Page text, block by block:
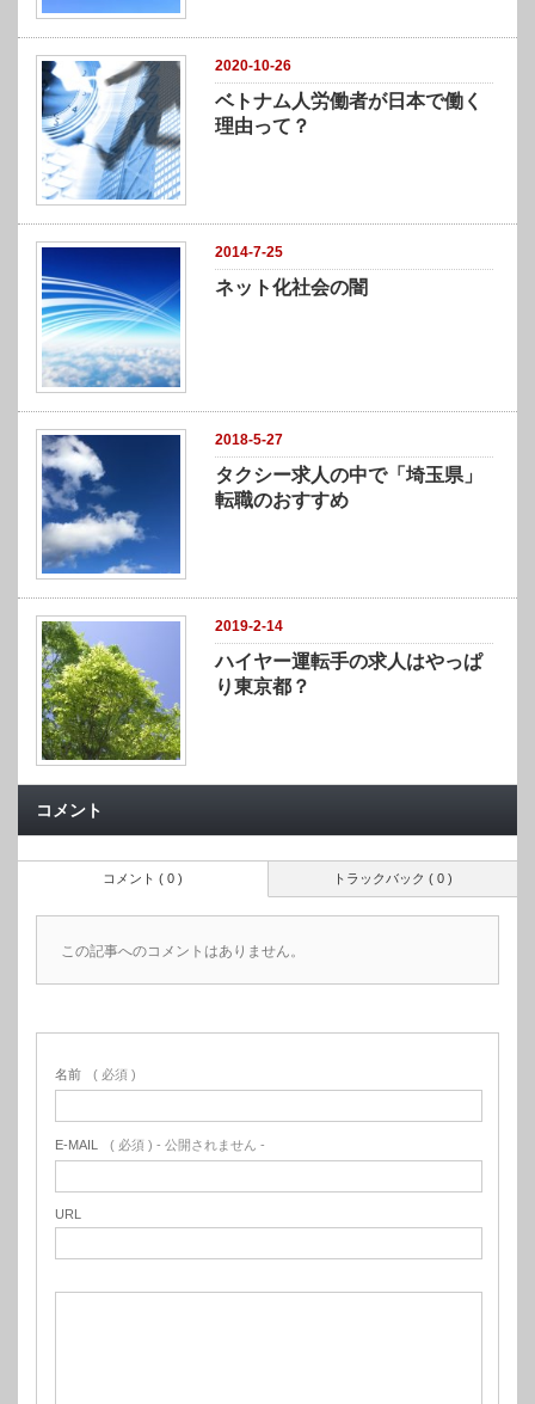
2020-10-26
ベトナム人労働者が日本で働く
理由って？
2014-7-25
ネット化社会の闇
2018-5-27
タクシー求人の中で「埼玉県」
転職のおすすめ
2019-2-14
ハイヤー運転手の求人はやっぱ
り東京都？
コメント
トラックバック ( 0 )
コメント ( 0 )
この記事へのコメントはありません。
名前 ( 必須 )
E-MAIL ( 必須 ) - 公開されません -
URL